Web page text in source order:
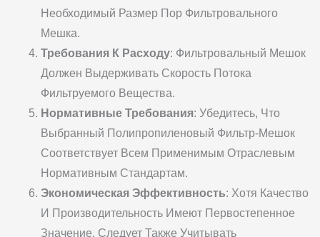
Необходимый Размер Пор Фильтровального
Мешка.
Требования К Расходу: Фильтровальный Мешок
Должен Выдерживать Скорость Потока
Фильтруемого Вещества.
Нормативные Требования: Убедитесь, Что
Выбранный Полипропиленовый Фильтр-Мешок
Соответствует Всем Применимым Отраслевым
Нормативным Стандартам.
Экономическая Эффективность: Хотя Качество
И Производительность Имеют Первостепенное
Значение, Следует Также Учитывать